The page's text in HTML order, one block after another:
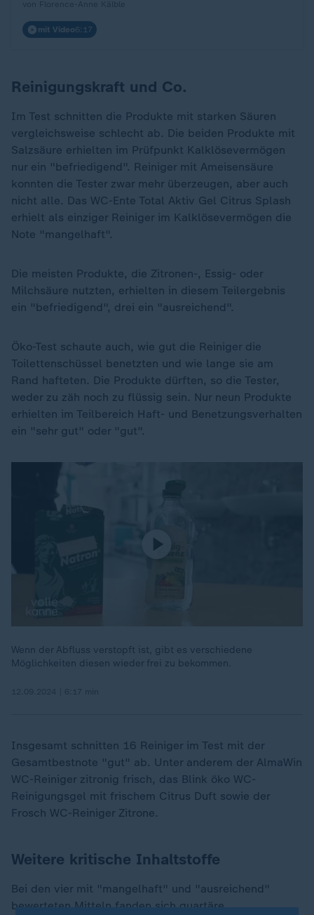
mit Video6:17
Reinigungskraft und Co.
Im Test schnitten die Produkte mit starken Säuren
vergleichsweise schlecht ab. Die beiden Produkte mit
Salzsäure erhielten im Prüfpunkt Kalklösevermögen
nur ein "befriedigend". Reiniger mit Ameisensäure
konnten die Tester zwar mehr überzeugen, aber auch
nicht alle. Das WC-Ente Total Aktiv Gel Citrus Splash
erhielt als einziger Reiniger im Kalklösevermögen die
Note "mangelhaft".
Die meisten Produkte, die Zitronen-, Essig- oder
Milchsäure nutzten, erhielten in diesem Teilergebnis
ein "befriedigend", drei ein "ausreichend".
Öko-Test schaute auch, wie gut die Reiniger die
Toilettenschüssel benetzten und wie lange sie am
Rand hafteten. Die Produkte dürften, so die Tester,
weder zu zäh noch zu flüssig sein. Nur neun Produkte
erhielten im Teilbereich Haft- und Benetzungsverhalten
ein "sehr gut" oder "gut".
Wenn der Abfluss verstopft ist, gibt es verschiedene
Möglichkeiten diesen wieder frei zu bekommen.
Insgesamt schnitten 16 Reiniger im Test mit der
Gesamtbestnote "gut" ab. Unter anderem der AlmaWin
WC-Reiniger zitronig frisch, das Blink öko WC-
Reinigungsgel mit frischem Citrus Duft sowie der
Frosch WC-Reiniger Zitrone.
Weitere kritische Inhaltstoffe
Bei den vier mit "mangelhaft" und "ausreichend"
bewerteten Mitteln fanden sich quartäre